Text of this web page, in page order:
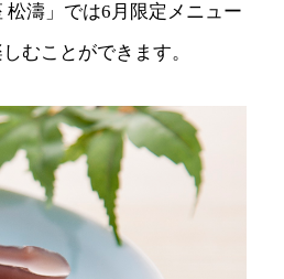
松濤」では6月限定メニュー
むことができます。